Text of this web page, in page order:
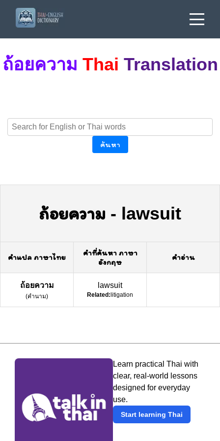
ถ้อยความ Thai Translation
ค้นหา
ถ้อยความ - lawsuit
คำแปล ภาษาไทย
คำที่ค้นหา ภาษา
อังกฤษ
คำอ่าน
ถ้อยความ
(คำนาม)
lawsuit
Related:litigation
Learn practical Thai with
clear, real-world lessons
designed for everyday
use.
Start learning Thai